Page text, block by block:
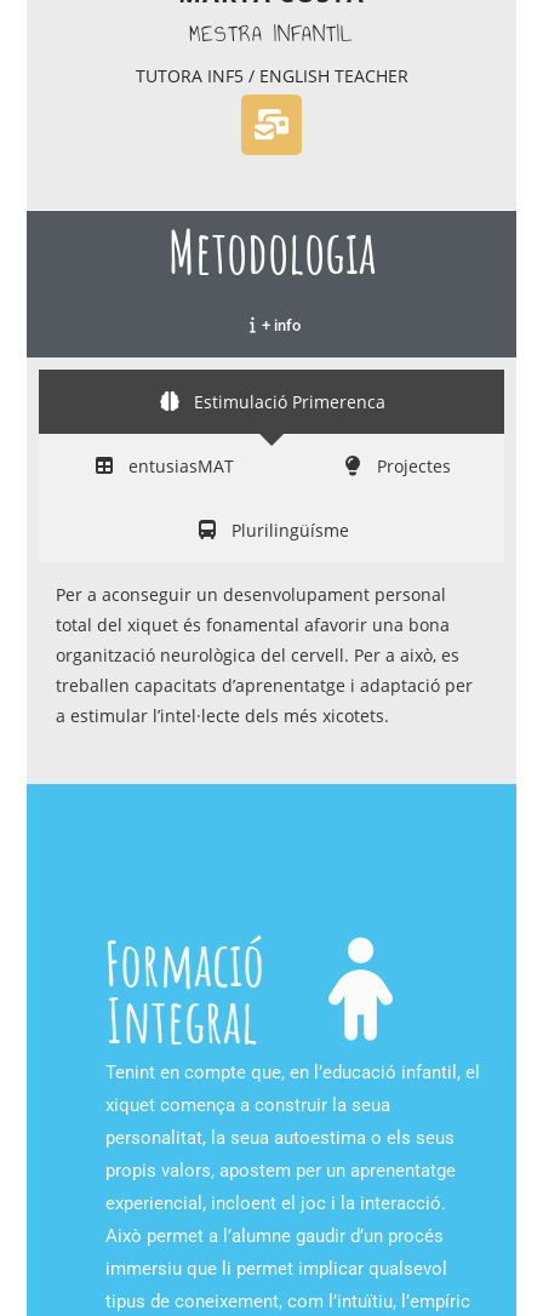
MESTRA INFANTIL
TUTORA INF5 / ENGLISH TEACHER
Metodologia
+ info
Estimulació Primerenca
entusiasMAT Projectes
Plurilingüísme
Per a aconseguir un desenvolupament personal
total del xiquet és fonamental afavorir una bona
organització neurològica del cervell. Per a això, es
treballen capacitats d’aprenentatge i adaptació per
a estimular l’intel·lecte dels més xicotets.
Tenint en compte que, en l’educació infantil, el
xiquet comença a construir la seua
personalitat, la seua autoestima o els seus
propis valors, apostem per un aprenentatge
experiencial, incloent el joc i la interacció.
Això permet a l’alumne gaudir d’un procés
immersiu que li permet implicar qualsevol
tipus de coneixement, com l’intuïtiu, l’empíric
Integral
Formació